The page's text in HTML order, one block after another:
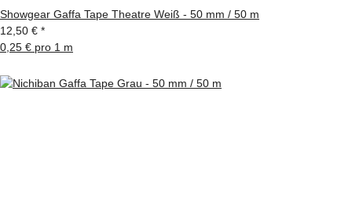
Showgear Gaffa Tape Theatre Weiß - 50 mm / 50 m
12,50 € *
0,25 € pro 1 m